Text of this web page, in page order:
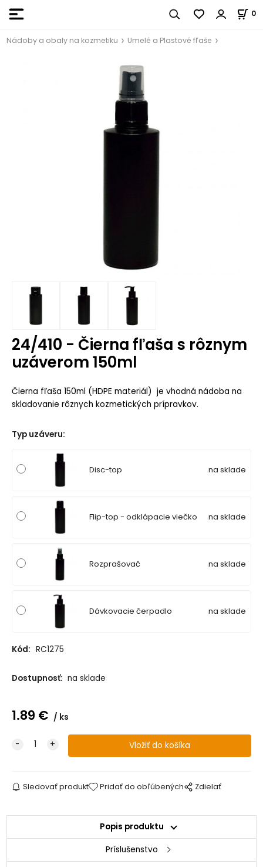
0
Nádoby a obaly na kozmetiku Umelé a Plastové fľaše
24/410 - Čierna fľaša s rôznym
uzáverom 150ml
Čierna fľaša 150ml (HDPE materiál) je vhodná nádoba na
skladovanie rôznych kozmetických prípravkov.
Typ uzáveru:
Disc-top na sklade
Flip-top - odklápacie viečko na sklade
Rozprašovač na sklade
Dávkovacie čerpadlo na sklade
Kód: RC1275
Dostupnosť: na sklade
1.89 € ks
Sledovať produkt Pridať do obľúbených Zdielať
Popis produktu
Príslušenstvo